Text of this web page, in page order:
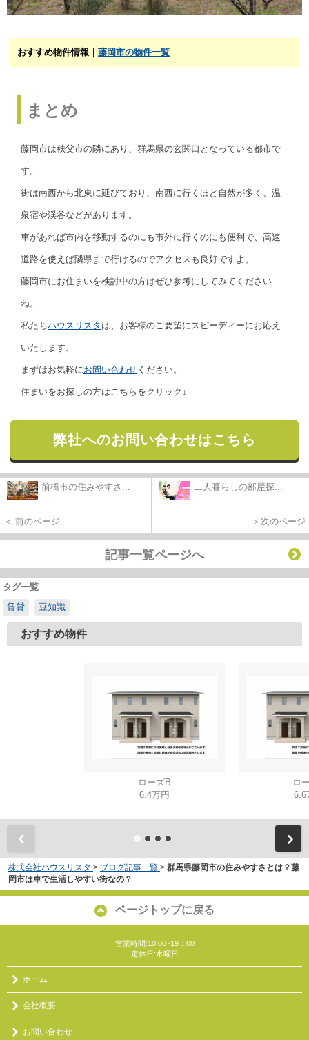
おすすめ物件情報｜ 藤岡市の物件一覧
まとめ
藤岡市は秩父市の隣にあり、群馬県の玄関口となっている都市で
す。
街は南西から北東に延びており、南西に行くほど自然が多く、温
泉宿や渓谷などがあります。
車があれば市内を移動するのにも市外に行くのにも便利で、高速
道路を使えば隣県まで行けるのでアクセスも良好ですよ。
藤岡市にお住まいを検討中の方はぜひ参考にしてみてください
ね。
私たちハウスリスタ は、お客様のご要望にスピーディーにお応え
いたします。
まずはお気軽に お問い合わせ ください。
住まいをお探しの方はこちらをクリック↓
弊社へのお問い合わせはこちら
前橋市の住みやすさ...
＜ 前のページ
二人暮らしの部屋探...
＞次のページ
記事一覧ページへ
タグ一覧
賃貸
豆知識
おすすめ物件
ローズB
6.4万円
ロ
6.6
株式会社ハウスリスタ > ブログ記事一覧 > 群馬県藤岡市の住みやすさとは？藤
岡市は車で生活しやすい街なの？
ページトップに戻る
営業時間:10:00~19：00
定休日:水曜日
ホーム
会社概要
お問い合わせ